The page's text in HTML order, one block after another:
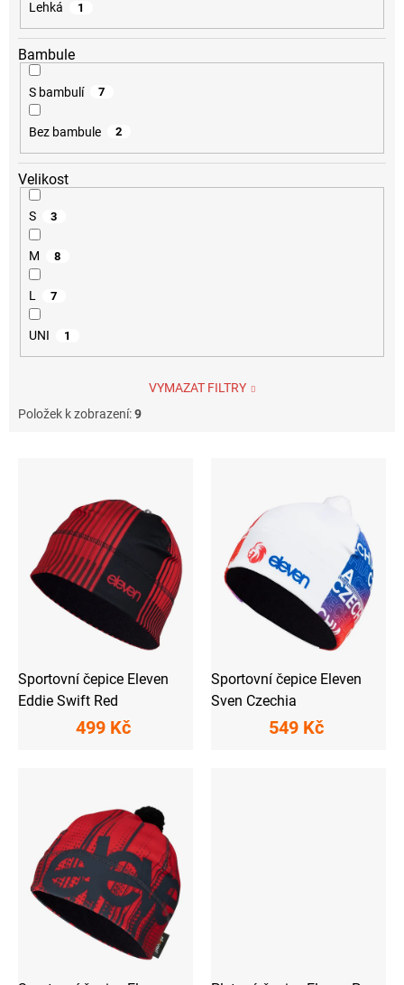
Velikost
S 3
M 8
L 7
UNI 1
Lehká 1
Bambule
S bambulí 7
Bez bambule 2
VYMAZAT FILTRY
Položek k zobrazení:9
Sportovní čepice Eleven
Eddie Swift Red
499 Kč
Sportovní čepice Eleven
Sven Czechia
549 Kč